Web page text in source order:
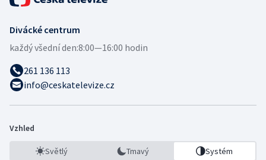
Divácké centrum
každý všední den:8:00—16:00 hodin
261 136 113
info@ceskatelevize.cz
Vzhled
Světlý Tmavý Systém